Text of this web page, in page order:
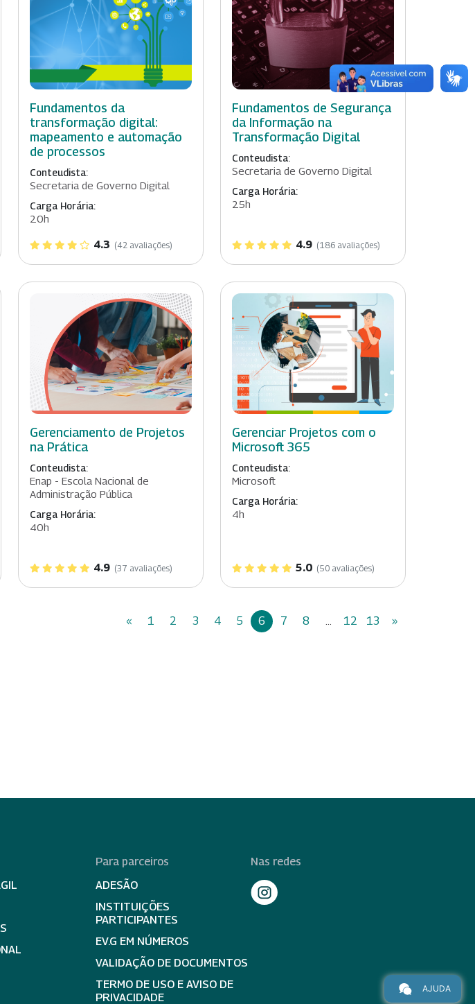
Fundamentos da
transformação digital:
mapeamento e automação
de processos
Conteudista:
Secretaria de Governo Digital
Carga Horária:
20h
4.3 (42 avaliações)
Fundamentos de Segurança
da Informação na
Transformação Digital
Conteudista:
Secretaria de Governo Digital
Carga Horária:
25h
4.9 (186 avaliações)
Gerenciamento de Projetos
na Prática
Conteudista:
Enap - Escola Nacional de
Administração Pública
Carga Horária:
40h
4.9 (37 avaliações)
Gerenciar Projetos com o
Microsoft 365
Conteudista:
Microsoft
Carga Horária:
4h
5.0 (50 avaliações)
« 1 2 3 4 5 6 7 8 ... 12 13 »
Para parceiros
ADESÃO
INSTITUIÇÕES
PARTICIPANTES
EV.G EM NÚMEROS
VALIDAÇÃO DE DOCUMENTOS
TERMO DE USO E AVISO DE
PRIVACIDADE
Nas redes
AJUDA